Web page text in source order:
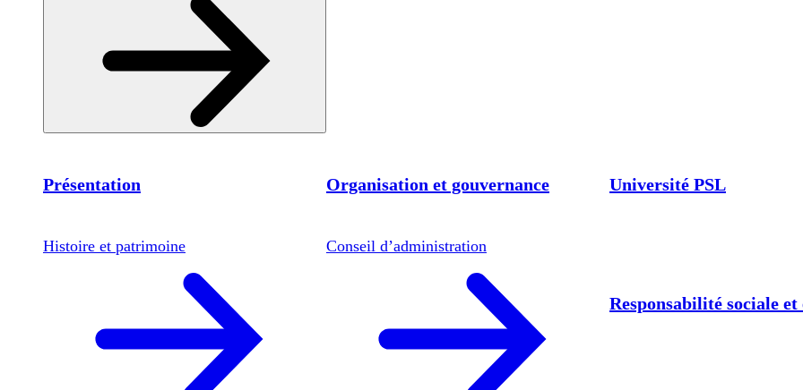
Présentation
Histoire et patrimoine
Organisation et gouvernance
Conseil d’administration
Université PSL
Responsabilité sociale